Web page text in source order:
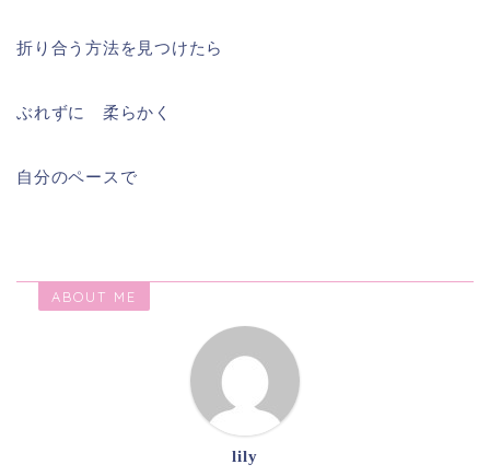
折り合う方法を見つけたら
ぶれずに 柔らかく
自分のペースで
ABOUT ME
lily